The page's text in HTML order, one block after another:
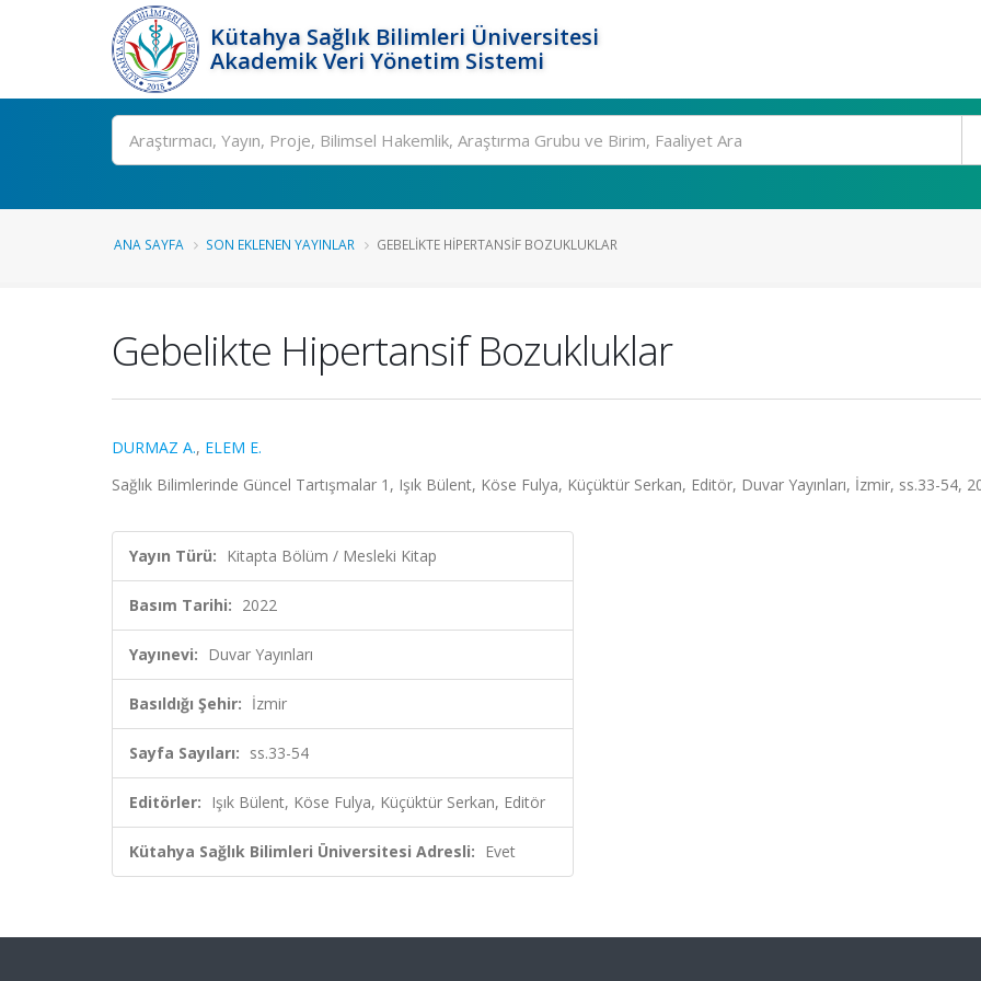
Kütahya Sağlık Bilimleri Üniversitesi
Akademik Veri Yönetim Sistemi
Ara
ANA SAYFA SON EKLENEN YAYINLAR GEBELIKTE HIPERTANSIF BOZUKLUKLAR
Gebelikte Hipertansif Bozukluklar
DURMAZ A., ELEM E.
Sağlık Bilimlerinde Güncel Tartışmalar 1, Işık Bülent, Köse Fulya, Küçüktür Serkan, Editör, Duvar Yayınları, İzmir, ss.33-54,
Yayın Türü: Kitapta Bölüm / Mesleki Kitap
Basım Tarihi: 2022
Yayınevi: Duvar Yayınları
Basıldığı Şehir: İzmir
Sayfa Sayıları: ss.33-54
Editörler: Işık Bülent, Köse Fulya, Küçüktür Serkan, Editör
Kütahya Sağlık Bilimleri Üniversitesi Adresli: Evet